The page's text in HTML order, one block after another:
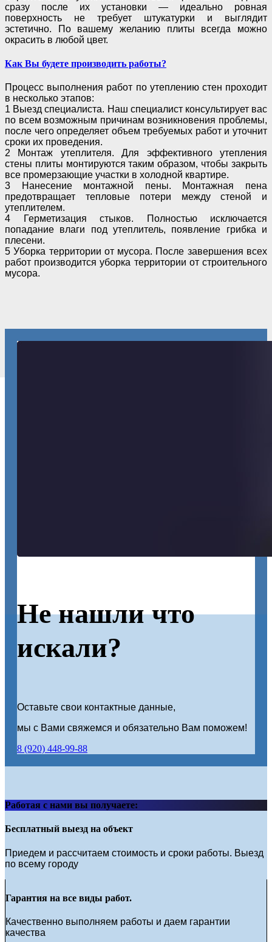
сразу после их установки — идеально ровная
поверхность не требует штукатурки и выглядит
эстетично. По вашему желанию плиты всегда можно
окрасить в любой цвет.
Как Вы будете производить работы?
Процесс выполнения работ по утеплению стен проходит
в несколько этапов:
1 Выезд специалиста. Наш специалист консультирует вас
по всем возможным причинам возникновения проблемы,
после чего определяет объем требуемых работ и уточнит
сроки их проведения.
2 Монтаж утеплителя. Для эффективного утепления
стены плиты монтируются таким образом, чтобы закрыть
все промерзающие участки в холодной квартире.
3 Нанесение монтажной пены. Монтажная пена
предотвращает тепловые потери между стеной и
утеплителем.
4 Герметизация стыков. Полностью исключается
попадание влаги под утеплитель, появление грибка и
плесени.
5 Уборка территории от мусора. После завершения всех
работ производится уборка территории от строительного
мусора.
Не нашли что
искали?
Оставьте свои контактные данные,
мы с Вами свяжемся и обязательно Вам поможем!
8 (920) 448-99-88
Работая с нами вы получаете:
Бесплатный выезд на объект
Приедем и рассчитаем стоимость и сроки работы. Выезд
по всему городу
Гарантия на все виды работ.
Качественно выполняем работы и даем гарантии
качества